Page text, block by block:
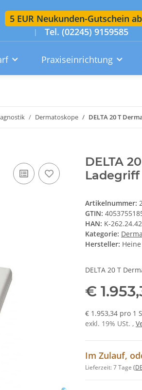
5 EUR Neukunden-Gutschein
| Tel. (02245) 9159585
Praxiseinrichtung
Konto
Wunschzettel Warenkorb
Dermatoskope DELTA 20 T
DELTA
Ladegriff
Artikelnummer:
GTIN:
HAN: K-
Kategorie:
Hersteller:
DELTA 20 T
€
€ 1.953,34 pro 1
exkl. 19% USt. ,
Im Zulauf,
Lieferzeit:7 Tage